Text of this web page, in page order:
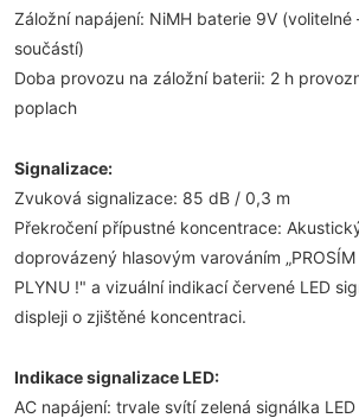
Záložní napájení: NiMH baterie 9V (volitelné
součástí)
Doba provozu na záložní baterii: 2 h
poplach
Signalizace:
Zvuková signalizace: 85 dB / 0,3 m
Překročení přípustné koncentrace:
doprovázený hlasovým varováním „PROSÍM
PLYNU !" a vizuální indikací červené LED
displeji o zjištěné koncentraci.
Indikace signalizace LED:
AC napájení: trvale svítí zelená signálka LED